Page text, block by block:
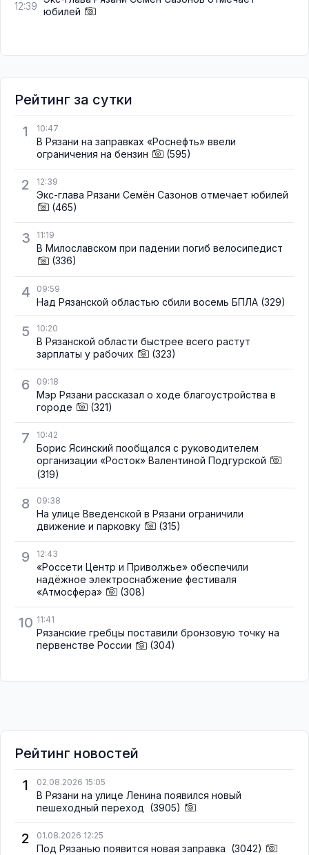
12:39
юбилей
Рейтинг за сутки
1
10:47
В Рязани на заправках «Роснефть» ввели
ограничения на бензин
(595)
2 12:39
Экс-глава Рязани Семён Сазонов отмечает юбилей
(465)
3 11:19
В Милославском при падении погиб велосипедист
(336)
4 09:59
Над Рязанской областью сбили восемь БПЛА (329)
5 10:20
В Рязанской области быстрее всего растут
зарплаты у рабочих
(323)
6 09:18
Мэр Рязани рассказал о ходе благоустройства в
городе
(321)
7 10:42
Борис Ясинский пообщался с руководителем
организации «Росток» Валентиной Подгурской
(319)
8 09:38
На улице Введенской в Рязани ограничили
движение и парковку
(315)
9 12:43
«Россети Центр и Приволжье» обеспечили
надёжное электроснабжение фестиваля
«Атмосфера»
(308)
10 11:41
Рязанские гребцы поставили бронзовую точку на
первенстве России
(304)
Рейтинг новостей
1
02.08.2026 15:05
В Рязани на улице Ленина появился новый
пешеходный переход (3905)
2 01.08.2026 12:25
Под Рязанью появится новая заправка (3042)